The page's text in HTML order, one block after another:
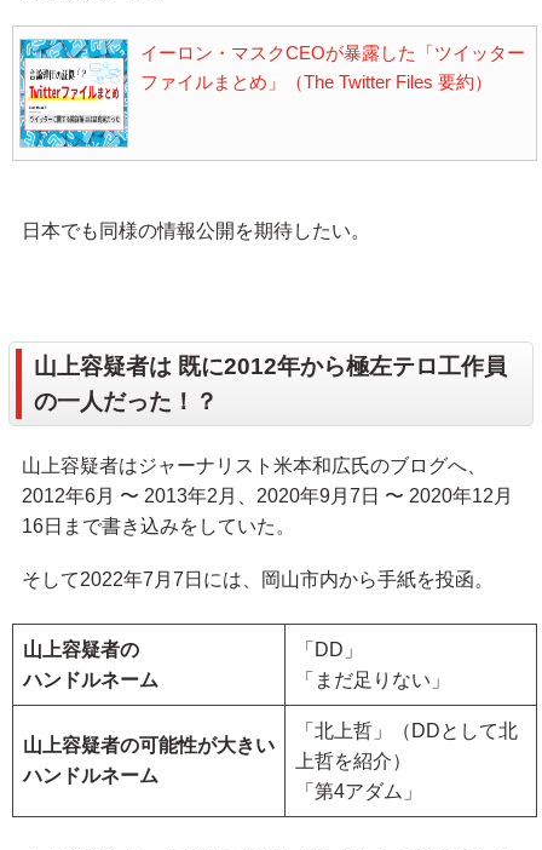
イーロン・マスクCEOが暴露した「ツイッター
ファイルまとめ」（The Twitter Files 要約）
日本でも同様の情報公開を期待したい。
山上容疑者は 既に2012年から極左テロ工作員
の一人だった！？
山上容疑者はジャーナリスト米本和広氏のブログへ、
2012年6月 〜 2013年2月、2020年9月7日 〜 2020年12月
16日まで書き込みをしていた。
そして2022年7月7日には、岡山市内から手紙を投函。
山上容疑者の
ハンドルネーム
「DD」
「まだ足りない」
山上容疑者の可能性が大きい
ハンドルネーム
「北上哲」（DDとして北
上哲を紹介）
「第4アダム」